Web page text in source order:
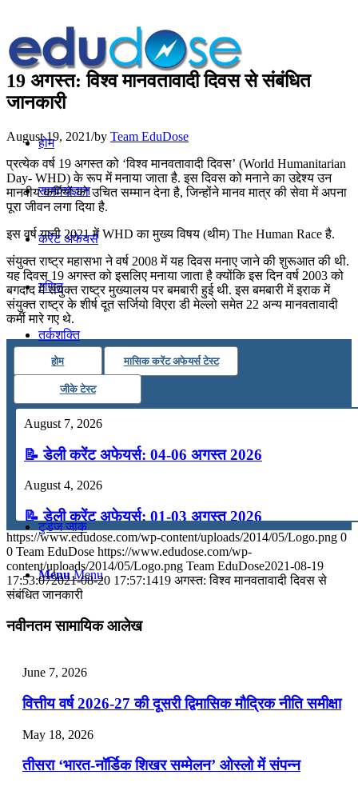
होम
सामान्यज्ञान
करेंट अफेयर्स
गणित
तर्कशक्ति
कंप्यूटर
अंग्रेजी
मॉक टेस्ट
टुडेज जीके
Menu Menu
19 अगस्त: विश्व मानवतावादी दिवस से संबंधित
जानकारी
August 19, 2021/by Team EduDose
प्रत्येक वर्ष 19 अगस्त को ‘विश्व मानवतावादी दिवस’ (World Humanitarian
Day- WHD) के रूप में मनाया जाता है. इस दिवस को मनाने का उद्देश्य उन
मानवीय कर्मियों को उचित सम्मान देना है, जिन्होंने मानव मात्र की सेवा में अपना
पूरा जीवन लगा दिया है.
इस वर्ष यानी 2021 में WHD का मुख्य विषय (थीम) The Human Race है.
संयुक्त राष्ट्र महासभा ने वर्ष 2008 में यह दिवस मनाए जाने की शुरूआत की थी.
यह दिवस 19 अगस्त को इसलिए मनाया जाता है क्योंकि इस दिन वर्ष 2003 को
बगदाद में संयुक्त राष्ट्र मुख्यालय पर बमबारी हुई थी. इस बमबारी में इराक में
संयुक्त राष्ट्र के शीर्ष दूत सर्जियो विएरा डी मेल्लो समेत 22 अन्य मानवतावादी
कर्मी मारे गए थे.
होम मासिक करेंट अफेयर्स टेस्ट
जीके टेस्ट
August 7, 2026
📝 डेली करेंट अफेयर्स: 04-06 अगस्त 2026
August 4, 2026
📝 डेली करेंट अफेयर्स: 01-03 अगस्त 2026
July 31, 2026
📝 डेली करेंट अफेयर्स: 28-31 जुलाई 2026
July 25, 2026
📝 डेली करेंट अफेयर्स: 22-24 जुलाई 2026
July 22, 2026
📝 डेली करेंट अफेयर्स: 19-21 जुलाई 2026
https://www.edudose.com/wp-content/uploads/2014/05/Logo.png 0
0 Team EduDose https://www.edudose.com/wp-
content/uploads/2014/05/Logo.png Team EduDose2021-08-19
17:53:072021-08-20 17:57:1419 अगस्त: विश्व मानवतावादी दिवस से
संबंधित जानकारी
नवीनतम सामायिक आलेख
June 7, 2026
वित्तीय वर्ष 2026-27 की दूसरी द्विमासिक मौद्रिक नीति समीक्षा
May 18, 2026
तीसरा ‘भारत-नॉर्डिक शिखर सम्मेलन’ ओस्लो में संपन्न